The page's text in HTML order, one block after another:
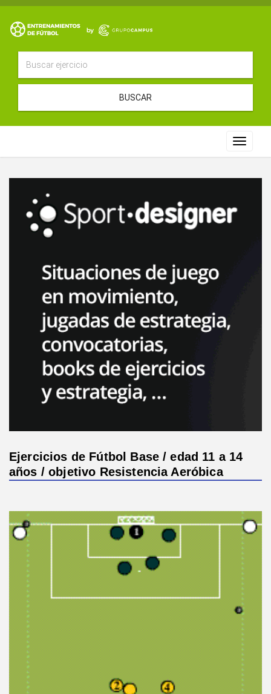
BUSCAR
Toggle
Ejercicios de Fútbol Base / edad 11 a 14
años / objetivo Resistencia Aeróbica